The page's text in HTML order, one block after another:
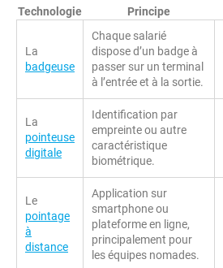
Technologie Principe
La
badgeuse
Chaque salarié
dispose d’un badge à
passer sur un terminal
à l’entrée et à la sortie.
La
pointeuse
digitale
Identification par
empreinte ou autre
caractéristique
biométrique.
Le
pointage
à
distance
Application sur
smartphone ou
plateforme en ligne,
principalement pour
les équipes nomades.